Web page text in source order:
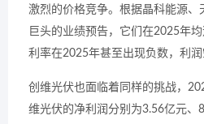
激烈的价格竞争。根据晶科能源、
巨头的业绩预告，它们在2025年
利率在2025年甚至出现负数，利润
创维光伏也面临着同样的挑战，
维光伏的净利润分别为3.56亿元、